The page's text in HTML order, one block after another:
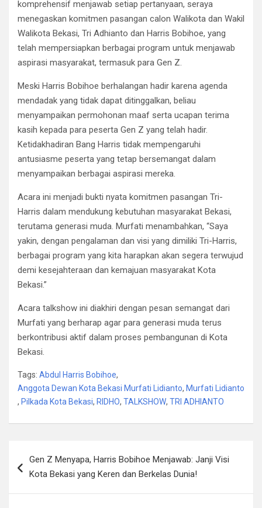
komprehensif menjawab setiap pertanyaan, seraya
menegaskan komitmen pasangan calon Walikota dan Wakil
Walikota Bekasi, Tri Adhianto dan Harris Bobihoe, yang
telah mempersiapkan berbagai program untuk menjawab
aspirasi masyarakat, termasuk para Gen Z.
Meski Harris Bobihoe berhalangan hadir karena agenda
mendadak yang tidak dapat ditinggalkan, beliau
menyampaikan permohonan maaf serta ucapan terima
kasih kepada para peserta Gen Z yang telah hadir.
Ketidakhadiran Bang Harris tidak mempengaruhi
antusiasme peserta yang tetap bersemangat dalam
menyampaikan berbagai aspirasi mereka.
Acara ini menjadi bukti nyata komitmen pasangan Tri-
Harris dalam mendukung kebutuhan masyarakat Bekasi,
terutama generasi muda. Murfati menambahkan, “Saya
yakin, dengan pengalaman dan visi yang dimiliki Tri-Harris,
berbagai program yang kita harapkan akan segera terwujud
demi kesejahteraan dan kemajuan masyarakat Kota
Bekasi.”
Acara talkshow ini diakhiri dengan pesan semangat dari
Murfati yang berharap agar para generasi muda terus
berkontribusi aktif dalam proses pembangunan di Kota
Bekasi.
Tags: Abdul Harris Bobihoe,
Anggota Dewan Kota Bekasi Murfati Lidianto, Murfati Lidianto
, Pilkada Kota Bekasi, RIDHO, TALKSHOW, TRI ADHIANTO
navigation
Gen Z Menyapa, Harris Bobihoe Menjawab: Janji Visi
Kota Bekasi yang Keren dan Berkelas Dunia!